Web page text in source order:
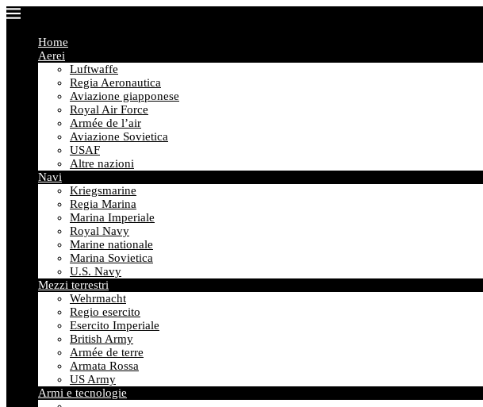
Home
Aerei
Luftwaffe
Regia Aeronautica
Aviazione giapponese
Royal Air Force
Armée de l’air
Aviazione Sovietica
USAF
Altre nazioni
Navi
Kriegsmarine
Regia Marina
Marina Imperiale
Royal Navy
Marine nationale
Marina Sovietica
U.S. Navy
Mezzi terrestri
Wehrmacht
Regio esercito
Esercito Imperiale
British Army
Armée de terre
Armata Rossa
US Army
Armi e tecnologie